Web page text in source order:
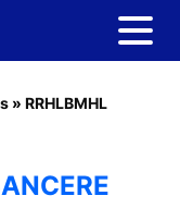
» RRHLBMHL